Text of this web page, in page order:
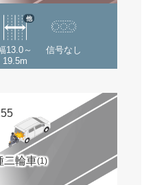
13.0～
19.5m
他
信号なし
二輪車(1)